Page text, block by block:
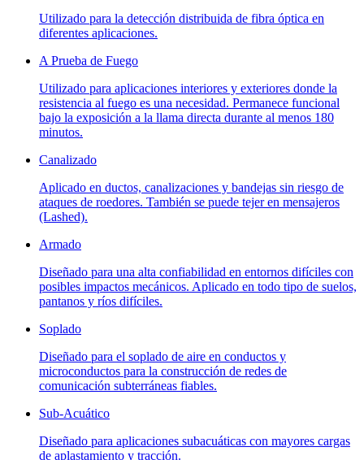
Utilizado para la detección distribuida de fibra óptica en
diferentes aplicaciones.
A Prueba de Fuego
Utilizado para aplicaciones interiores y exteriores donde la
resistencia al fuego es una necesidad. Permanece funcional
bajo la exposición a la llama directa durante al menos 180
minutos.
Canalizado
Aplicado en ductos, canalizaciones y bandejas sin riesgo de
ataques de roedores. También se puede tejer en mensajeros
(Lashed).
Armado
Diseñado para una alta confiabilidad en entornos difíciles con
posibles impactos mecánicos. Aplicado en todo tipo de suelos,
pantanos y ríos difíciles.
Soplado
Diseñado para el soplado de aire en conductos y
microconductos para la construcción de redes de
comunicación subterráneas fiables.
Sub-Acuático
Diseñado para aplicaciones subacuáticas con mayores cargas
de aplastamiento y tracción.